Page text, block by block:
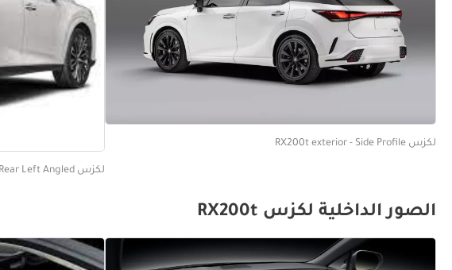
لكزس RX200t exterior - Side Profile
لكزس RX200t exterior - Rear Left Angled
الصور الداخلية لكزس RX200t